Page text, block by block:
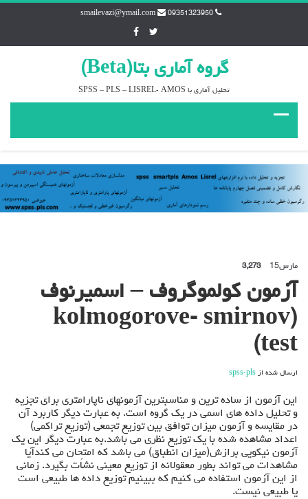
09351323950
smailevazi@ymail.com
گروه آماري بتا(Beta)
تحليل آماري با SPSS – PLS – LISREL- AMOS
مارس15
3,273
آزمون کولموگروف – اسمیرنوف
(kolmogorove- smirnov
test)
ارسال شده از spss-pls
این آزمون از ساده ترین و مناسبترین آزمونهای ناپارامتری برای تجزیه
و تحلیل داده های اسمی در یک گروه است. به عبارت دیگر کاربرد آن
در مقایسه و آزمون میزان توافق بین توزیع تجمعی (توزیع تراکمی)
اعداد مشاهده شده با یک توزیع نظری می باشد.به عبارت دیگر این یک
آزمون نیکویی برازش(میزان انطباق) می باشد که امتحان می کندآیا
مشاهدات می تواند بطور معقولانه از توزیع معینی نشاًت بگیرد. زمانی
از این آزمون استفاده می کنیم که ببینیم توزیع داده ها طبیعی است
یا طبیعی نیست.